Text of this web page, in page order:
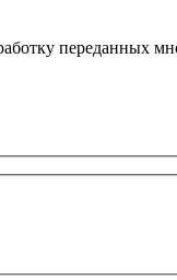
переданных